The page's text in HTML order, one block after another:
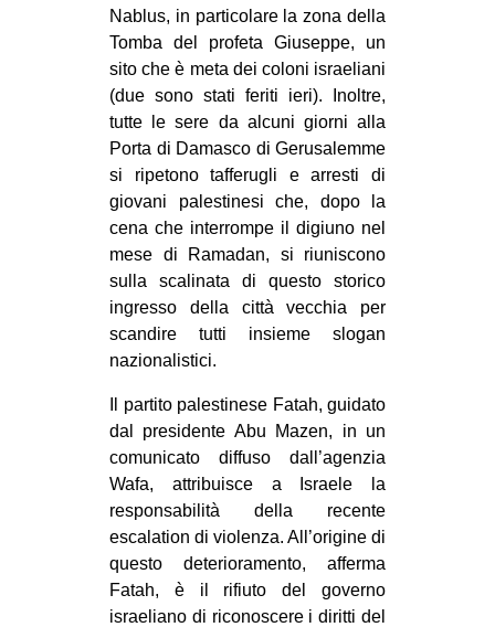
Nablus, in particolare la zona della
Tomba del profeta Giuseppe, un
sito che è meta dei coloni israeliani
(due sono stati feriti ieri). Inoltre,
tutte le sere da alcuni giorni alla
Porta di Damasco di Gerusalemme
si ripetono tafferugli e arresti di
giovani palestinesi che, dopo la
cena che interrompe il digiuno nel
mese di Ramadan, si riuniscono
sulla scalinata di questo storico
ingresso della città vecchia per
scandire tutti insieme slogan
nazionalistici.
Il partito palestinese Fatah, guidato
dal presidente Abu Mazen, in un
comunicato diffuso dall’agenzia
Wafa, attribuisce a Israele la
responsabilità della recente
escalation di violenza. All’origine di
questo deterioramento, afferma
Fatah, è il rifiuto del governo
israeliano di riconoscere i diritti del